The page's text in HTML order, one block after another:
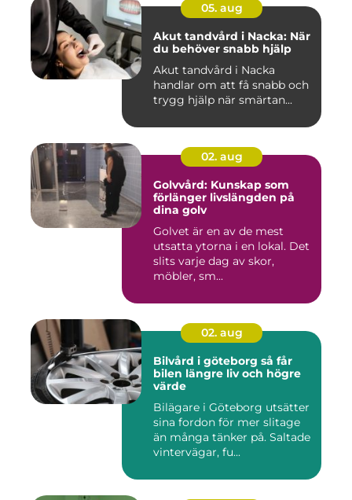
05. aug
Akut tandvård i Nacka: När
du behöver snabb hjälp
Akut tandvård i Nacka
handlar om att få snabb och
trygg hjälp när smärtan...
02. aug
Golvvård: Kunskap som
förlänger livslängden på
dina golv
Golvet är en av de mest
utsatta ytorna i en lokal. Det
slits varje dag av skor,
möbler, sm...
02. aug
Bilvård i göteborg så får
bilen längre liv och högre
värde
Bilägare i Göteborg utsätter
sina fordon för mer slitage
än många tänker på. Saltade
vintervägar, fu...